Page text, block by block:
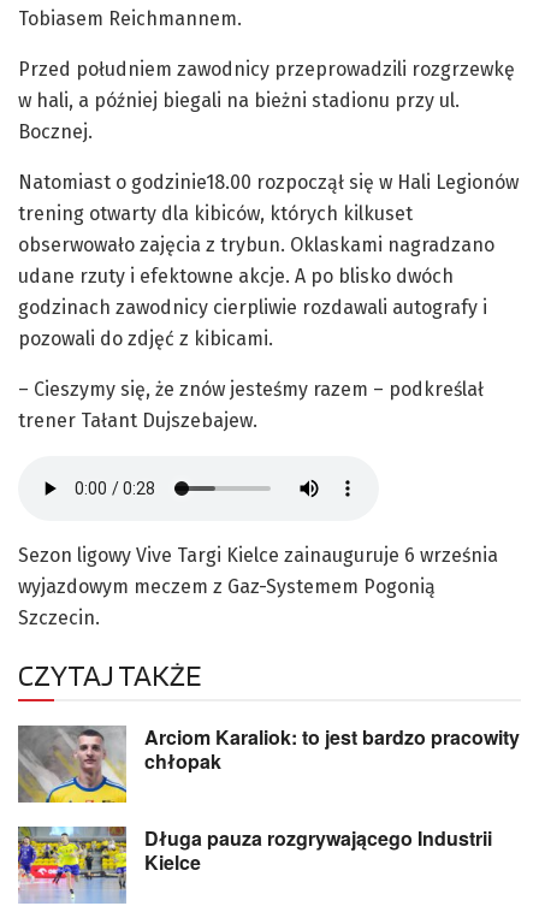
Tobiasem Reichmannem.
Przed południem zawodnicy przeprowadzili rozgrzewkę
w hali, a później biegali na bieżni stadionu przy ul.
Bocznej.
Natomiast o godzinie18.00 rozpoczął się w Hali Legionów
trening otwarty dla kibiców, których kilkuset
obserwowało zajęcia z trybun. Oklaskami nagradzano
udane rzuty i efektowne akcje. A po blisko dwóch
godzinach zawodnicy cierpliwie rozdawali autografy i
pozowali do zdjęć z kibicami.
– Cieszymy się, że znów jesteśmy razem – podkreślał
trener Tałant Dujszebajew.
Sezon ligowy Vive Targi Kielce zainauguruje 6 września
wyjazdowym meczem z Gaz-Systemem Pogonią
Szczecin.
CZYTAJ TAKŻE
Arciom Karaliok: to jest bardzo pracowity
chłopak
Długa pauza rozgrywającego Industrii
Kielce